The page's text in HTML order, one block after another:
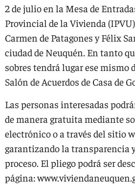
2 de julio en la Mesa de
Provincial de la Vivienda
Carmen de Patagones y Félix
ciudad de Neuquén. En tanto
sobres tendrá lugar ese mismo
Salón de Acuerdos de Casa de
Las personas interesadas
de manera gratuita mediante
electrónico o a través del sitio
garantizando la transparencia
proceso. El pliego podrá ser
página: